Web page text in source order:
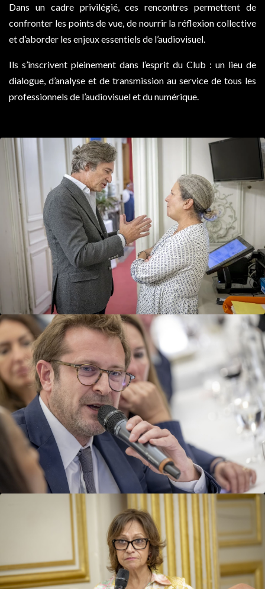
Dans un cadre privilégié, ces rencontres permettent de
confronter les points de vue, de nourrir la réflexion collective
et d’aborder les enjeux essentiels de l’audiovisuel.
Ils s’inscrivent pleinement dans l’esprit du Club : un lieu de
dialogue, d’analyse et de transmission au service de tous les
professionnels de l’audiovisuel et du numérique.